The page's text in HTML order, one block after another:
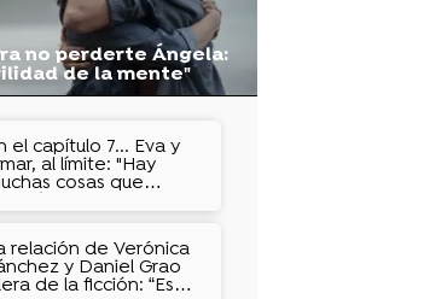
no perderte Ángela:
de la mente"
el capítulo 7... Eva y
al límite: "Hay
cosas que
relación de Verónica
y Daniel Grao
de la ficción: “Es